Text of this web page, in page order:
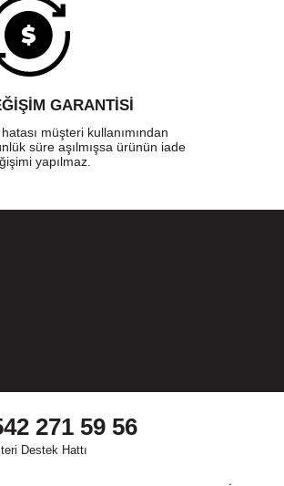
GARANTİSİ
müşteri kullanımından
süre aşılmışsa ürünün iade
yapılmaz.
271 59 56
Destek Hattı